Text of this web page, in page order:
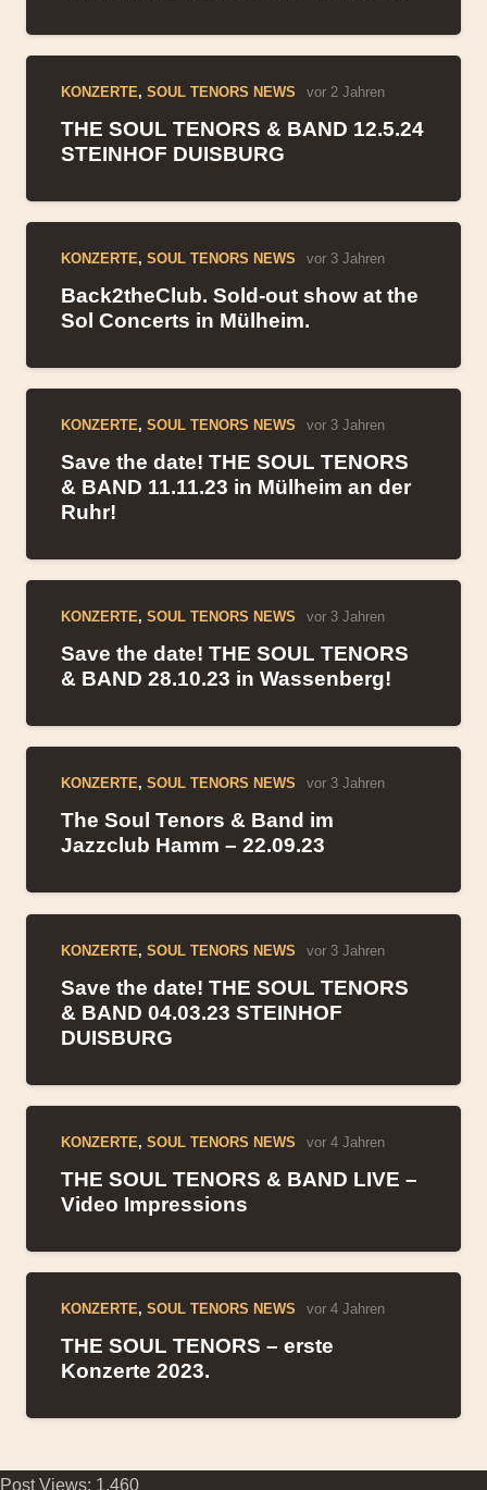
KONZERTE, SOUL TENORS NEWS vor 2 Jahren
THE SOUL TENORS & BAND 12.5.24
STEINHOF DUISBURG
KONZERTE, SOUL TENORS NEWS vor 3 Jahren
Back2theClub. Sold-out show at the
Sol Concerts in Mülheim.
KONZERTE, SOUL TENORS NEWS vor 3 Jahren
Save the date! THE SOUL TENORS
& BAND 11.11.23 in Mülheim an der
Ruhr!
KONZERTE, SOUL TENORS NEWS vor 3 Jahren
Save the date! THE SOUL TENORS
& BAND 28.10.23 in Wassenberg!
KONZERTE, SOUL TENORS NEWS vor 3 Jahren
The Soul Tenors & Band im
Jazzclub Hamm – 22.09.23
KONZERTE, SOUL TENORS NEWS vor 3 Jahren
Save the date! THE SOUL TENORS
& BAND 04.03.23 STEINHOF
DUISBURG
KONZERTE, SOUL TENORS NEWS vor 4 Jahren
THE SOUL TENORS & BAND LIVE –
Video Impressions
KONZERTE, SOUL TENORS NEWS vor 4 Jahren
THE SOUL TENORS – erste
Konzerte 2023.
Post Views: 1.460